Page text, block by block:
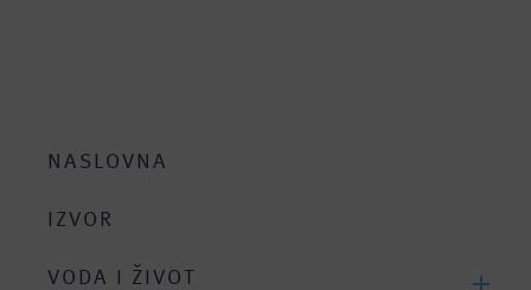
NASLOVNA
IZVOR
VODA I ŽIVOT